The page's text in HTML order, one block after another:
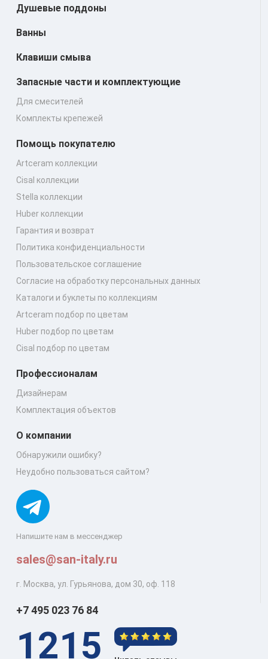
Душевые поддоны
Ванны
Клавиши смыва
Запасные части и комплектующие
Для смесителей
Комплекты крепежей
Напишите нам в мессенджер
sales@san-italy.ru
г. Москва, ул. Гурьянова, дом 30, оф. 118
Помощь покупателю
Artceram коллекции
Cisal коллекции
Stella коллекции
Huber коллекции
Гарантия и возврат
Политика конфиденциальности
Пользовательское соглашение
Согласие на обработку персональных данных
Каталоги и буклеты по коллекциям
Artceram подбор по цветам
Huber подбор по цветам
Cisal подбор по цветам
Профессионалам
Дизайнерам
Комплектация объектов
О компании
Обнаружили ошибку?
Неудобно пользоваться сайтом?
+7 495 023 76 84
1215